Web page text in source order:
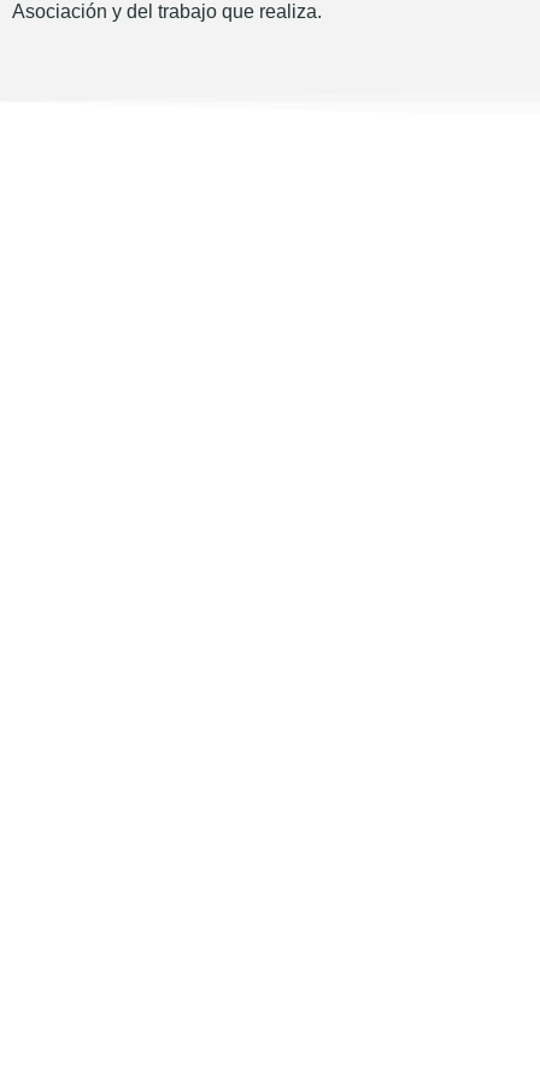
Asociación y del trabajo que realiza.